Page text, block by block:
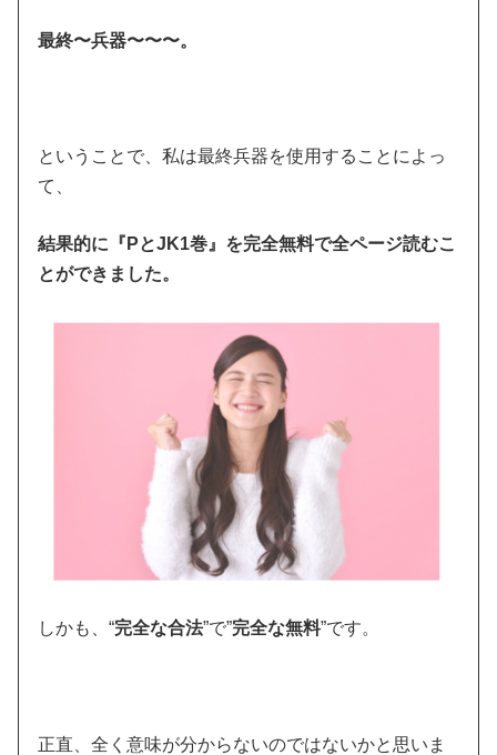
最終〜兵器〜〜〜。
ということで、私は最終兵器を使用することによっ
て、
結果的に『PとJK1巻』を完全無料で全ページ読むこ
とができました。
しかも、“完全な合法”で”完全な無料”です。
正直、全く意味が分からないのではないかと思いま